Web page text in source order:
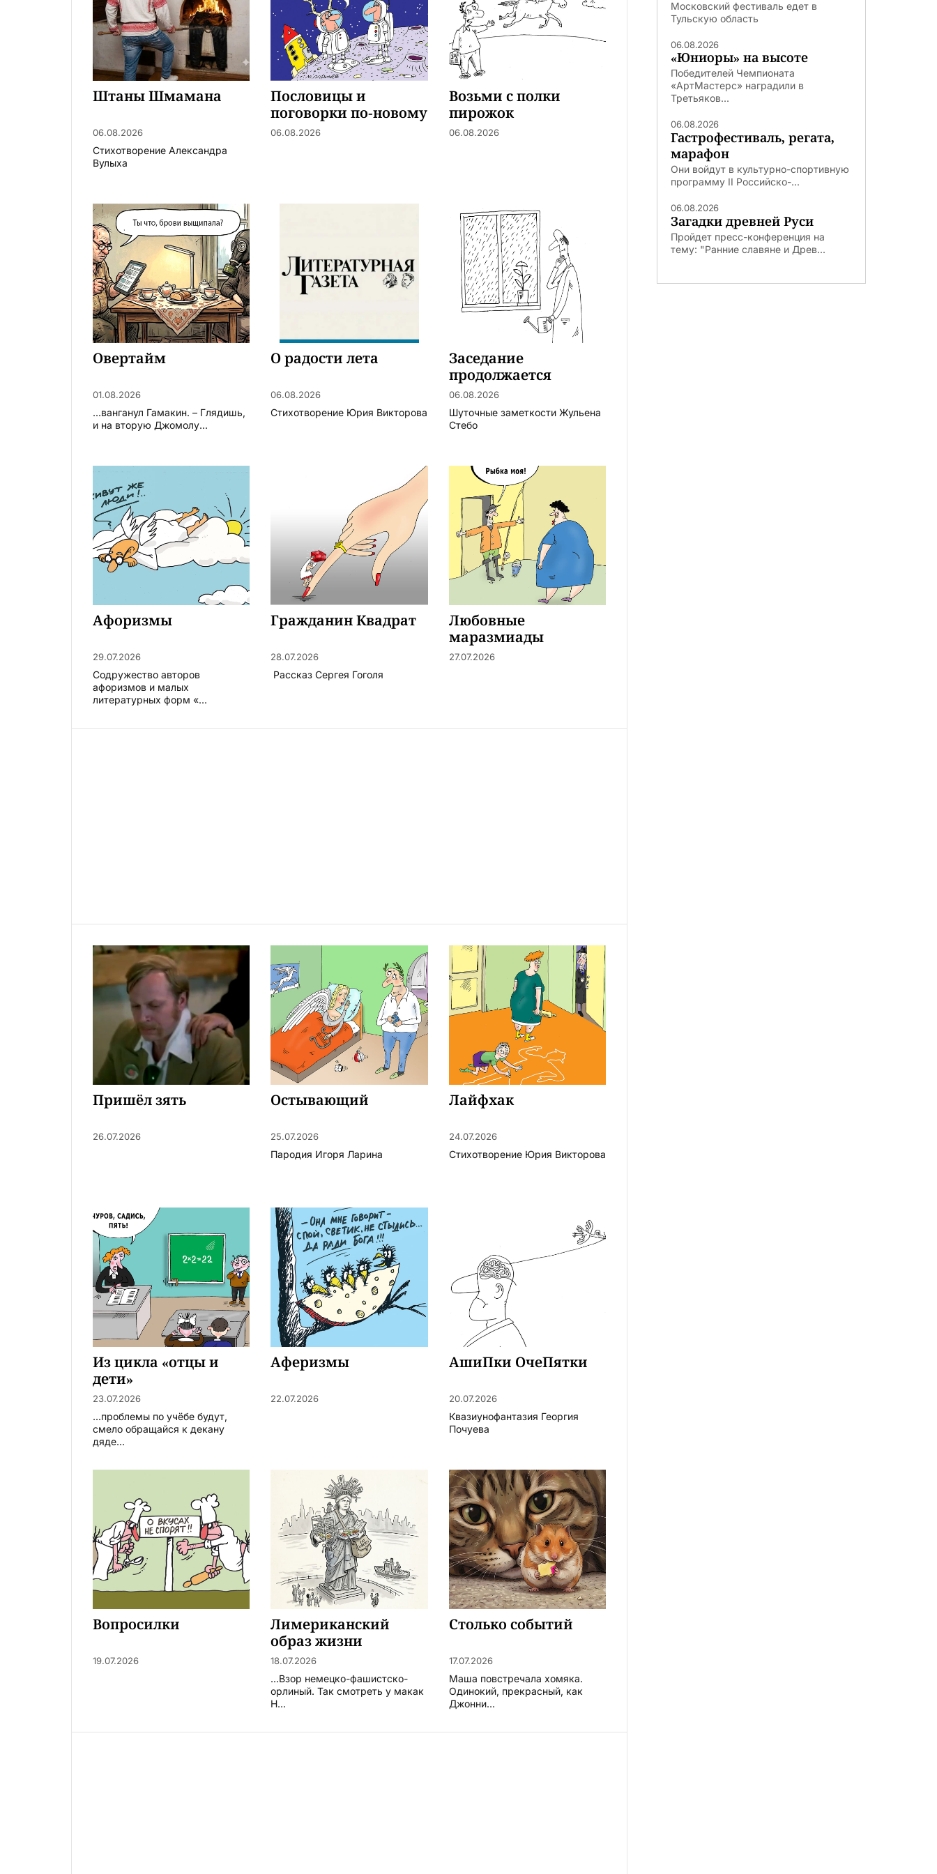
Штаны Шмамана
06.08.2026
Стихотворение Александра
Вулыха
Пословицы и
поговорки по-новому
06.08.2026
Возьми с полки
пирожок
06.08.2026
Овертайм
01.08.2026
...ванганул Гамакин. – Глядишь,
и на вторую Джомолу...
О радости лета
06.08.2026
Стихотворение Юрия Викторова
Заседание
продолжается
06.08.2026
Шуточные заметкости Жульена
Стебо
Афоризмы
29.07.2026
Содружество авторов
афоризмов и малых
литературных форм «...
​Гражданин Квадрат
28.07.2026
​ Рассказ Сергея Гоголя
Любовные
маразмиады
27.07.2026
Пришёл зять
26.07.2026
Остывающий
25.07.2026
Пародия Игоря Ларина
Лайфхак
24.07.2026
Стихотворение Юрия Викторова
Из цикла «отцы и
дети»
23.07.2026
...проблемы по учёбе будут,
смело обращайся к декану
дяде...
Аферизмы
22.07.2026
АшиПки ОчеПятки
20.07.2026
Квазиунофантазия Георгия
Почуева
Вопросилки
19.07.2026
Лимериканский
образ жизни
18.07.2026
...Взор немецко-фашистско-
орлиный. Так смотреть у макак
Н...
Столько событий
17.07.2026
Маша повстречала хомяка.
Одинокий, прекрасный, как
Джонни...
Московский фестиваль едет в
Тульскую область
06.08.2026
«Юниоры» на высоте
Победителей Чемпионата
«АртМастерс» наградили в
Третьяков...
06.08.2026
Гастрофестиваль, регата,
марафон
Они войдут в культурно-спортивную
программу II Российско-...
06.08.2026
Загадки древней Руси
Пройдет пресс-конференция на
тему: "Ранние славяне и Древ...